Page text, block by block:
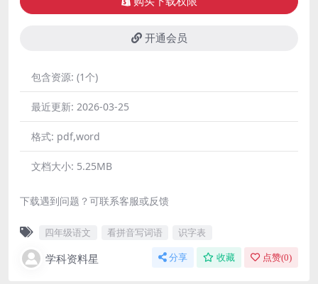
开通会员
包含资源: (1个)
最近更新: 2026-03-25
格式: pdf,word
文档大小: 5.25MB
下载遇到问题？可联系客服或反馈
四年级语文 看拼音写词语 识字表
学科资料星 分享 收藏 点赞(0)